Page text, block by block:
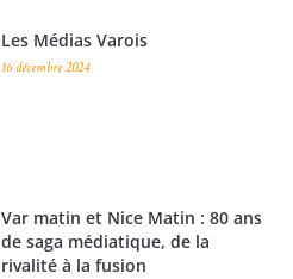
Les Médias Varois
16 décembre 2024
Var matin et Nice Matin : 80 ans
de saga médiatique, de la
rivalité à la fusion